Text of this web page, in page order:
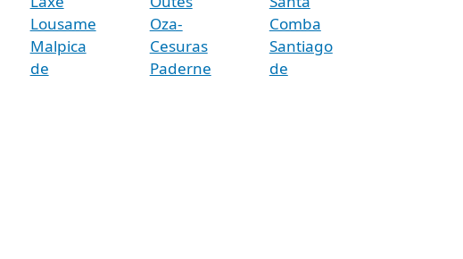
Lousame
Malpica
de
Oza-
Cesuras
Paderne
Comba
Santiago
de